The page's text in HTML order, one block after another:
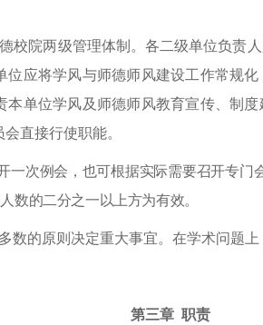
校院两级管理体制。各二级单位负责
位应将学风与师德师风建设工作常规
本单位学风及师德师风教育宣传、制
直接行使职能。
一次例会，也可根据实际需要召开专门
数的二分之一以上方为有效。
数的原则决定重大事宜。在学术问题上
第三章 职责